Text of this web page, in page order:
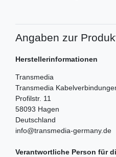
Angaben zur
Herstellerinformationen
Transmedia
Transmedia
Profilstr. 11
58093 Hagen
Deutschland
info@transmedia-germany.de
Verantwortliche Person für